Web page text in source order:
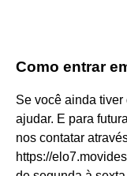
Como entrar
Se você ainda
ajudar. E para
nos contatar
https://